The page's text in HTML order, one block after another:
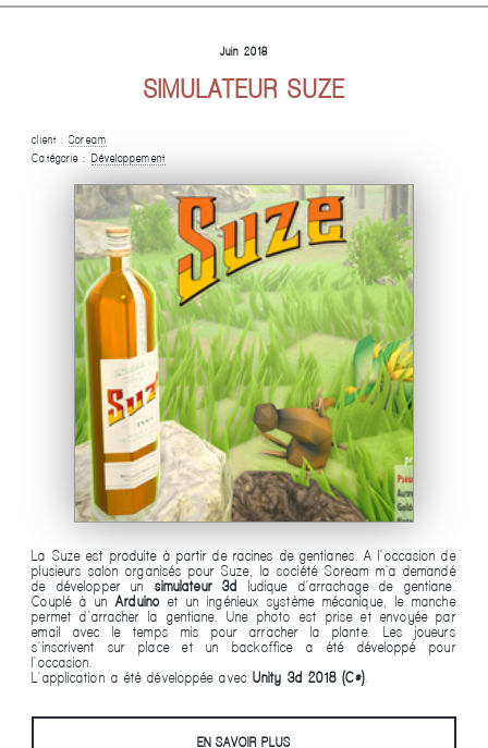
Juin 2018
SIMULATEUR SUZE
client :Soream
Catégorie : Développement
La Suze est produite à partir de racines de gentianes. A l'occasion de
plusieurs salon organisés pour Suze, la société Soream m'a demandé
de développer un simulateur 3d ludique d'arrachage de gentiane.
Couplé à unArduino et un ingénieux système mécanique, le manche
permet d'arracher la gentiane. Une photo est prise et envoyée par
email avec le temps mis pour arracher la plante. Les joueurs
s'inscrivent sur place et un backoffice a été développé pour
l'occasion.
L'application a été développée avec Unity 3d 2018 (C#).
EN SAVOIR PLUS